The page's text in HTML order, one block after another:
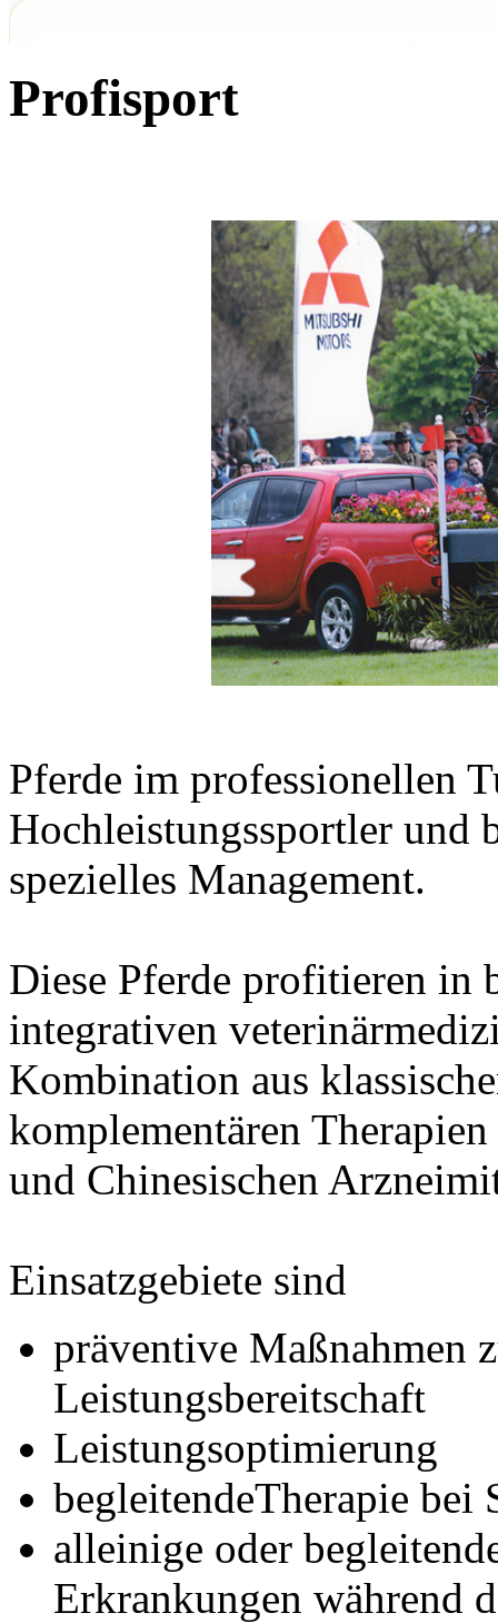
Profisport
Pferde im professionellen
Hochleistungssportler und
spezielles Management.
Diese Pferde profitieren in
integrativen
Kombination aus
komplementären
und Chinesischen
Einsatzgebiete sind
präventive Maßnahmen
Leistungsbereitschaft
Leistungsoptimierung
begleitendeTherapie bei
alleinige oder
Erkrankungen während